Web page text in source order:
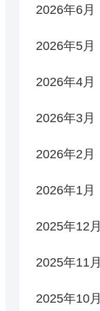
2026年6月
2026年5月
2026年4月
2026年3月
2026年2月
2026年1月
2025年12月
2025年11月
2025年10月